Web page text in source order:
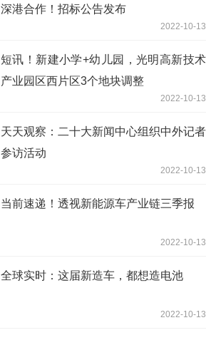
深港合作！招标公告发布
2022-10-13
短讯！新建小学+幼儿园，光明高新技术
产业园区西片区3个地块调整
2022-10-13
天天观察：二十大新闻中心组织中外记者
参访活动
2022-10-13
当前速递！透视新能源车产业链三季报
2022-10-13
全球实时：这届新造车，都想造电池
2022-10-13